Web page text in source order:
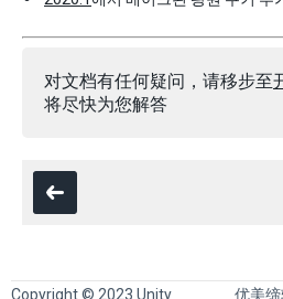
对文档有任何疑问，请移步至
将尽快为您解答
Copyright © 2023 Unity 优美